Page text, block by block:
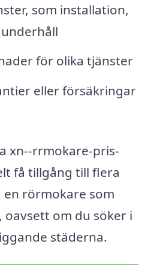
som installation,
för olika tjänster
eller försäkringar
xn--rrmokare-pris-
få tillgång till flera
rörmokare som
om du söker i
städerna.